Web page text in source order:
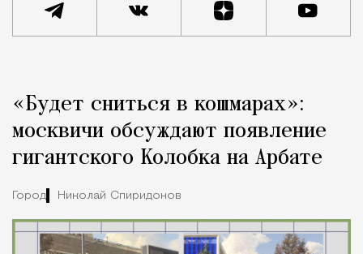
Город
«Будет сниться в кошмарах»:
москвичи обсуждают появление
гигантского Колобка на Арбате
Город Николай Спиридонов